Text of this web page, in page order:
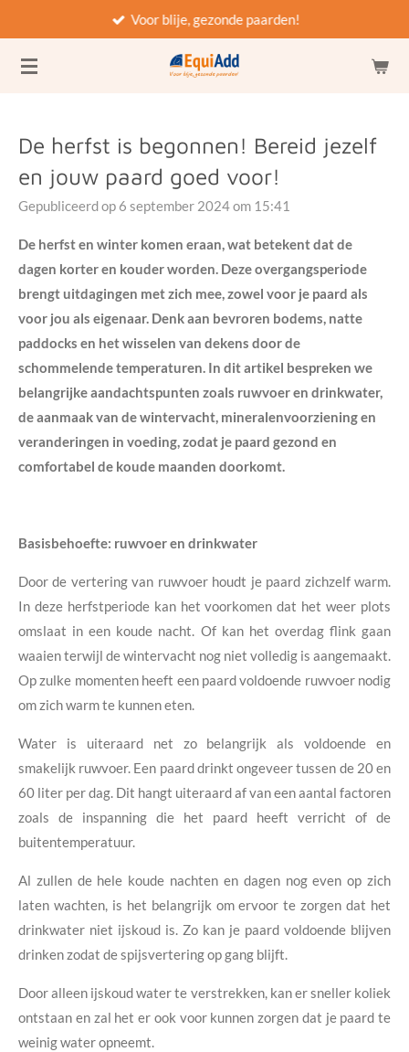
naar
Voor blije, gezonde paarden!
De herfst is begonnen! Bereid jezelf
en jouw paard goed voor!
Gepubliceerd op 6 september 2024 om 15:41
De herfst en winter komen eraan, wat betekent dat de
dagen korter en kouder worden. Deze overgangsperiode
brengt uitdagingen met zich mee, zowel voor je paard als
voor jou als eigenaar. Denk aan bevroren bodems, natte
paddocks en het wisselen van dekens door de
schommelende temperaturen. In dit artikel bespreken we
belangrijke aandachtspunten zoals ruwvoer en drinkwater,
de aanmaak van de wintervacht, mineralenvoorziening en
veranderingen in voeding, zodat je paard gezond en
comfortabel de koude maanden doorkomt.
Basisbehoefte: ruwvoer en drinkwater
Door de vertering van ruwvoer houdt je paard zichzelf warm.
In deze herfstperiode kan het voorkomen dat het weer plots
omslaat in een koude nacht. Of kan het overdag flink gaan
waaien terwijl de wintervacht nog niet volledig is aangemaakt.
Op zulke momenten heeft een paard voldoende ruwvoer nodig
om zich warm te kunnen eten.
Water is uiteraard net zo belangrijk als voldoende en
smakelijk ruwvoer. Een paard drinkt ongeveer tussen de 20 en
60 liter per dag. Dit hangt uiteraard af van een aantal factoren
zoals de inspanning die het paard heeft verricht of de
buitentemperatuur.
Al zullen de hele koude nachten en dagen nog even op zich
laten wachten, is het belangrijk om ervoor te zorgen dat het
drinkwater niet ijskoud is. Zo kan je paard voldoende blijven
drinken zodat de spijsvertering op gang blijft.
Door alleen ijskoud water te verstrekken, kan er sneller koliek
ontstaan en zal het er ook voor kunnen zorgen dat je paard te
weinig water opneemt.